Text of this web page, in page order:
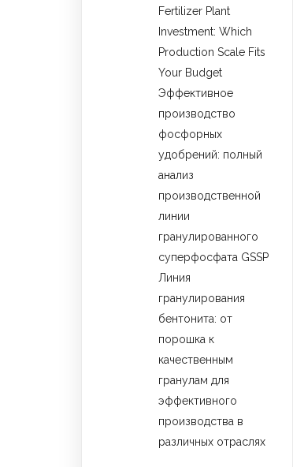
Fertilizer Plant
Investment: Which
Production Scale Fits
Your Budget
Эффективное
производство
фосфорных
удобрений: полный
анализ
производственной
линии
гранулированного
суперфосфата GSSP
Линия
гранулирования
бентонита: от
порошка к
качественным
гранулам для
эффективного
производства в
различных отраслях